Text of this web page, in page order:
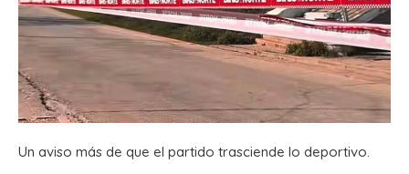
Un aviso más de que el partido trasciende lo deportivo.